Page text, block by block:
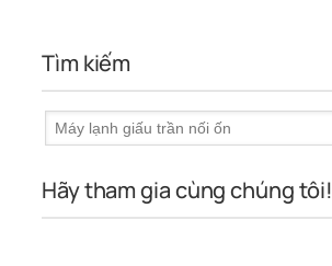
Tìm kiếm
Hãy tham gia cùng chúng tôi!